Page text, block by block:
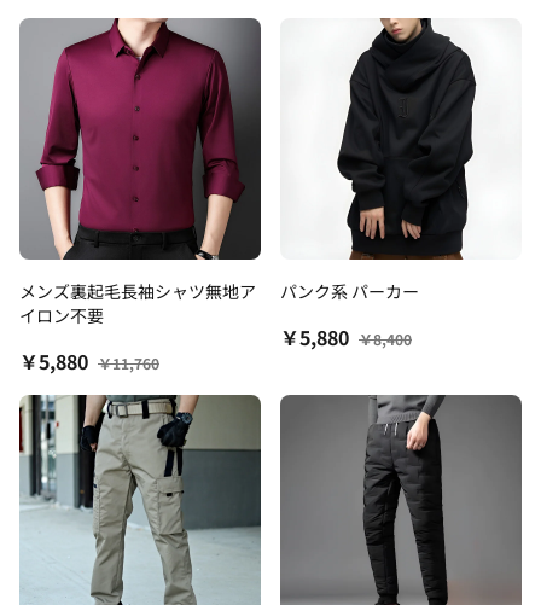
メンズ裏起毛長袖シャツ無地ア
イロン不要
￥5,880 ￥11,760
パンク系 パーカー
￥5,880 ￥8,400